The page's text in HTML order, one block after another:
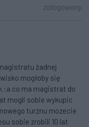
zalogowany.
żadnej
mogłoby się
co ma magistrat do
mogli sobie wykupic
turznu mozecie
sobie zrobili 10 lat